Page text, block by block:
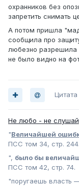
охранников без
запретить снимать
А потом пришла
сообщила про
любезно разрешила
не было видно на
Цитата
Не любо - не
"Величайшей
ПСС том 34, стр. 244.
", было бы
ПСС том 42, стр. 74.
"поругаешь власть